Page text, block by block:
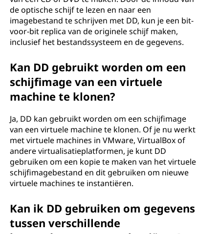
de optische schijf te lezen en naar een
imagebestand te schrijven met DD, kun je een bit-
voor-bit replica van de originele schijf maken,
inclusief het bestandssysteem en de gegevens.
Kan DD gebruikt worden om een
schijfimage van een virtuele
machine te klonen?
Ja, DD kan gebruikt worden om een schijfimage
van een virtuele machine te klonen. Of je nu werkt
met virtuele machines in VMware, VirtualBox of
andere virtualisatieplatformen, je kunt DD
gebruiken om een kopie te maken van het virtuele
schijfimagebestand en dit gebruiken om nieuwe
virtuele machines te instantiëren.
Kan ik DD gebruiken om gegevens
tussen verschillende